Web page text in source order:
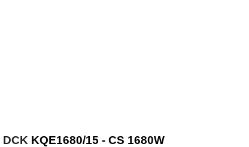
DCK KQE1680/15 - CS 1680W